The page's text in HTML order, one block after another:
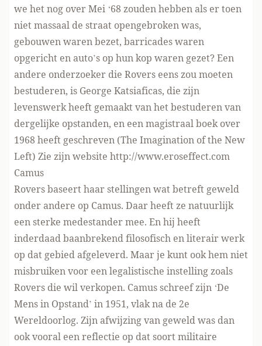
we het nog over Mei ‘68 zouden hebben als er toen
niet massaal de straat opengebroken was,
gebouwen waren bezet, barricades waren
opgericht en auto’s op hun kop waren gezet? Een
andere onderzoeker die Rovers eens zou moeten
bestuderen, is George Katsiaficas, die zijn
levenswerk heeft gemaakt van het bestuderen van
dergelijke opstanden, en een magistraal boek over
1968 heeft geschreven (The Imagination of the New
Left) Zie zijn website http://www.eroseffect.com
Camus
Rovers baseert haar stellingen wat betreft geweld
onder andere op Camus. Daar heeft ze natuurlijk
een sterke medestander mee. En hij heeft
inderdaad baanbrekend filosofisch en literair werk
op dat gebied afgeleverd. Maar je kunt ook hem niet
misbruiken voor een legalistische instelling zoals
Rovers die wil verkopen. Camus schreef zijn ‘De
Mens in Opstand’ in 1951, vlak na de 2e
Wereldoorlog. Zijn afwijzing van geweld was dan
ook vooral een reflectie op dat soort militaire